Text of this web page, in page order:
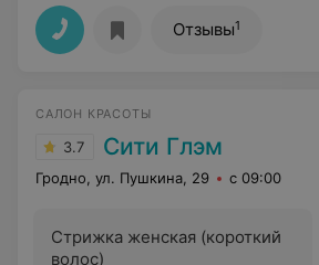
Отзывы1
САЛОН КРАСОТЫ
3.7 Сити Глэм
Гродно, ул. Пушкина, 29 с 09:00
Стрижка женская (короткий
волос)